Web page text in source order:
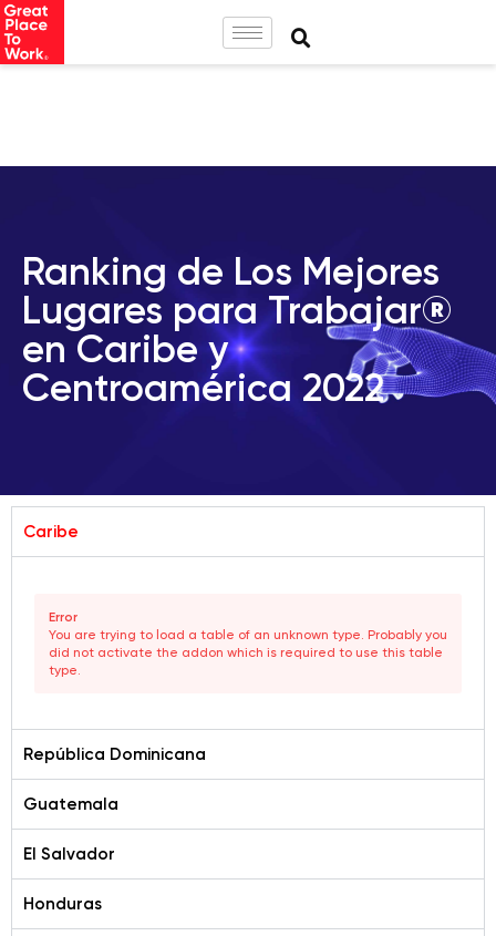
Ranking de Los Mejores
Lugares para Trabajar®
en Caribe y
Centroamérica 2022
Caribe
Error
You are trying to load a table of an unknown type. Probably you
did not activate the addon which is required to use this table
type.
República Dominicana
Guatemala
El Salvador
Honduras